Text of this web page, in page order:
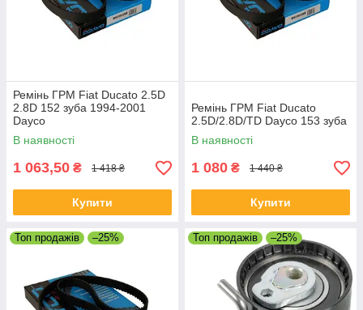
Ремінь ГРМ Fiat Ducato 2.5D
2.8D 152 зуба 1994-2001
Dayco
В наявності
1 063,50 ₴ 1 418 ₴
Купити
Ремінь ГРМ Fiat Ducato
2.5D/2.8D/TD Dayco 153 зуба
В наявності
1 080 ₴ 1 440 ₴
Купити
Топ продажів –25% Топ продажів –25%